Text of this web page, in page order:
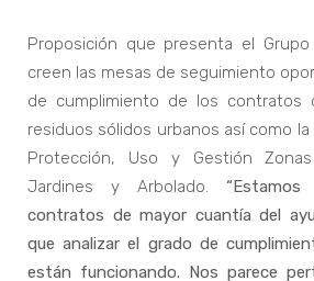
Proposición que presenta el
creen las mesas de seguimiento
de cumplimiento de los contratos
residuos sólidos urbanos así como
Protección, Uso y Gestión
Jardines y Arbolado.
contratos de mayor cuantía del
que analizar el grado de
están funcionando. Nos parece